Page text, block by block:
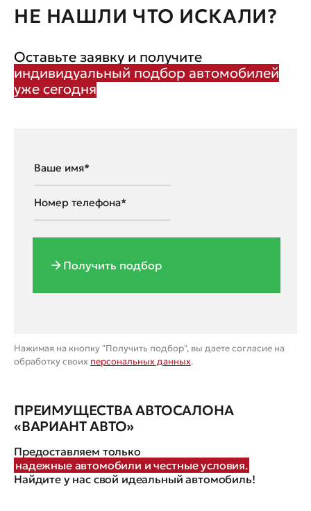
НЕ НАШЛИ ЧТО ИСКАЛИ?
Оставьте заявку и получите
индивидуальный подбор автомобилей
уже сегодня
Получить подбор
Нажимая на кнопку "Получить подбор", вы даете согласие на
обработку своих персональных данных.
ПРЕИМУЩЕСТВА АВТОСАЛОНА
«ВАРИАНТ АВТО»
Предоставляем только
надежные автомобили и честные условия.
Найдите у нас свой идеальный автомобиль!